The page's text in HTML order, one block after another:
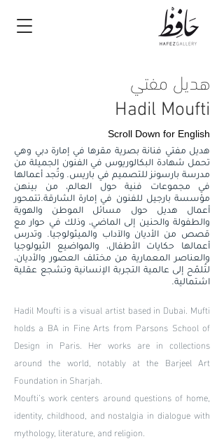
هديل مفتي
Hadil Moufti
Scroll Down for English
هديل مفتي فنانة بصرية مقرها في إمارة دبي وهي
تحمل شهادة البكالوريوس في الفنون الجميلة من
مدرسة بارسونز للتصميم في باريس. وتُجد أعمالها
في مجموعات فنية حول العالم، من بينهن
مؤسسة بارجيل للفنون في إمارة الشارقة.تتمحور
أعمال هديل حول مسائل الموطن والهوية
والطفولة والحنين إلى الماضي، وذلك في حوار مع
قصص من الأديان والآداب والميثولوجيا. وتدرس
أعمالها حكايات الأطفال، والمواضيع الثيولوجيا
والعناصر المعمارية من مختلف العصور والأديان،
لتُلمّح إلى عالمية التجربة الإنسانية وتشجع عقلية
اشتمالية.
Hadil Moufti is a visual artist based in Dubai. Mufti
holds a BA in Fine Arts from Parsons School of
Design in Paris. Her works are in collections
around the world, notably at the Barjeel Art
Foundation in Sharjah.
Moufti’s work centers around questions of home,
identity, childhood, and nostalgia in dialogue with
mythology, literature, and religion.